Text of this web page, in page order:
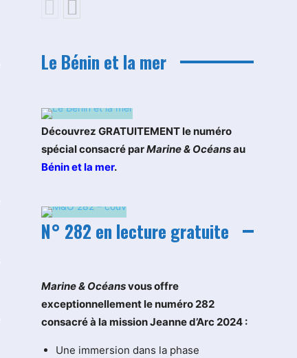
Le Bénin et la mer
Découvrez GRATUITEMENT le numéro
spécial consacré parMarine & Océansau
Bénin et la mer.
N° 282 en lecture gratuite
Marine & Océansvous offre
exceptionnellement le numéro 282
consacré à la mission Jeanne d’Arc 2024 :
Une immersion dans la phase